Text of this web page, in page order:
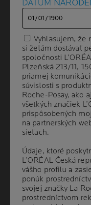
OBJEM
Vhodné na
Testované
DÁTUM
Vyhlasujem, že
si želám dostávať
spoločnosti
Plzeňská 213/11,
priamej
súvislosti s
Roche-Posay, ako
všetkých značiek
prispôsobených
na partnerských
sieťach.
Údaje, ktoré
L’ORÉAL Česká
vášho profilu a
ponúk
svojej značky La
prostredníctvom
DÁTUM
Vyhlasujem, že
si želám dostávať
spoločnosti
Plzeňská 213/11,
priamej
súvislosti s
Roche-Posay, ako
všetkých značiek
prispôsobených
na partnerských
sieťach.
Údaje, ktoré
L’ORÉAL Česká
vášho profilu a
ponúk
svojej značky La
prostredníctvom